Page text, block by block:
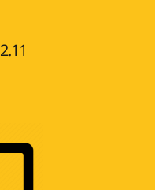
2.11 - מפגש סיום